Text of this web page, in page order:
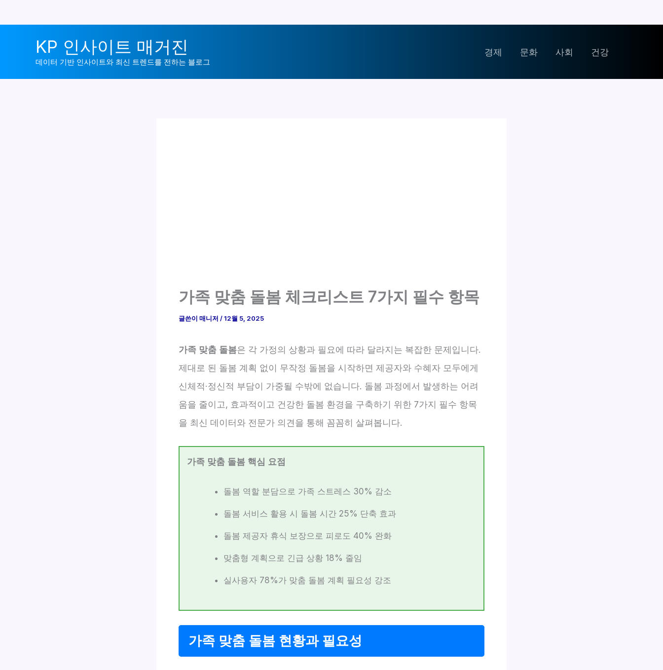
KP 인사이트 매거진
데이터 기반 인사이트와 최신 트렌드를 전하는 블로그
경제 문화 사회 건강
가족 맞춤 돌봄 체크리스트 7가지 필수 항목
글쓴이 매니저 /12월 5, 2025
가족 맞춤 돌봄은 각 가정의 상황과 필요에 따라 달라지는 복잡한 문제입니다.
제대로 된 돌봄 계획 없이 무작정 돌봄을 시작하면 제공자와 수혜자 모두에게
신체적·정신적 부담이 가중될 수밖에 없습니다. 돌봄 과정에서 발생하는 어려
움을 줄이고, 효과적이고 건강한 돌봄 환경을 구축하기 위한 7가지 필수 항목
을 최신 데이터와 전문가 의견을 통해 꼼꼼히 살펴봅니다.
가족 맞춤 돌봄 핵심 요점
돌봄 역할 분담으로 가족 스트레스 30% 감소
돌봄 서비스 활용 시 돌봄 시간 25% 단축 효과
돌봄 제공자 휴식 보장으로 피로도 40% 완화
맞춤형 계획으로 긴급 상황 18% 줄임
실사용자 78%가 맞춤 돌봄 계획 필요성 강조
가족 맞춤 돌봄 현황과 필요성